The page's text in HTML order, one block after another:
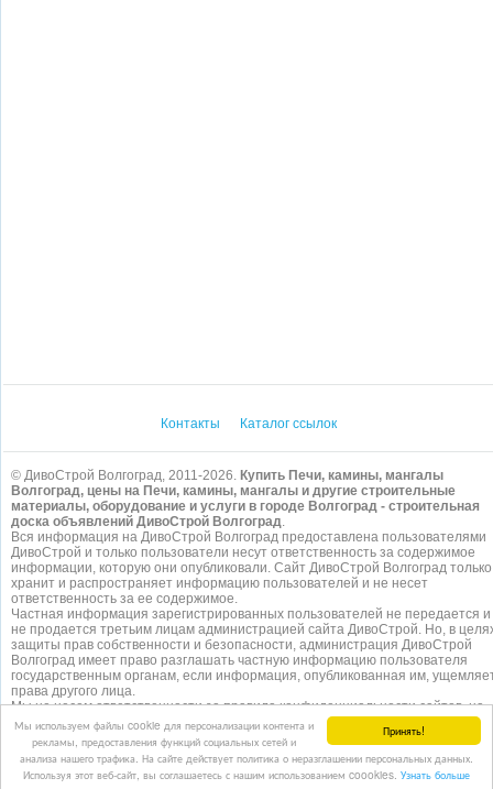
Принять!
Мы используем файлы cookie для персонализации контента и
рекламы, предоставления функций социальных сетей и
анализа нашего трафика. На сайте действует политика о неразглашении персональных данных.
Используя этот веб-сайт, вы соглашаетесь с нашим использованием coookies. Узнать больше
Контакты Каталог ссылок
© ДивоСтрой Волгоград, 2011-2026. Купить Печи, камины, мангалы
Волгоград, цены на Печи, камины, мангалы и другие строительные
материалы, оборудование и услуги в городе Волгоград - строительная
доска объявлений ДивоСтрой Волгоград.
Вся информация на ДивоСтрой Волгоград предоставлена пользователями
ДивоСтрой и только пользователи несут ответственность за содержимое
информации, которую они опубликовали. Сайт ДивоСтрой Волгоград только
хранит и распространяет информацию пользователей и не несет
ответственность за ее содержимое.
Частная информация зарегистрированных пользователей не передается и
не продается третьим лицам администрацией сайта ДивоСтрой. Но, в
защиты прав собственности и безопасности, администрация ДивоСтрой
Волгоград имеет право разглашать частную информацию пользователя
государственным органам, если информация, опубликованная им,
права другого лица.
Мы не несем ответственности за правила конфиденциальности сайтов, на
которые ссылается ДивоСтрой. На некоторых страницах нашего
представлена реклама Google Adsense Advertising Network. Чтобы узнать
подробней о правилах конфиденциальности Google